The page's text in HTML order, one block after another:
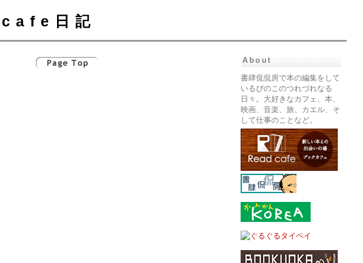
cafe日記
About
書肆侃侃房で本の編集をして
いるぴのこのつれづれなる
日々。大好きなカフェ、本、
映画、音楽、旅、カエル、そ
して仕事のことなど。